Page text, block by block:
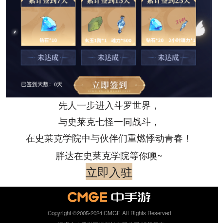
先人一步进入斗罗世界，
与史莱克七怪一同战斗，
在史莱克学院中与伙伴们重燃悸动青春！
胖达在史莱克学院等你噢~
立即入驻
Copyright ©2005-2024 CMGE All Rights Reserved